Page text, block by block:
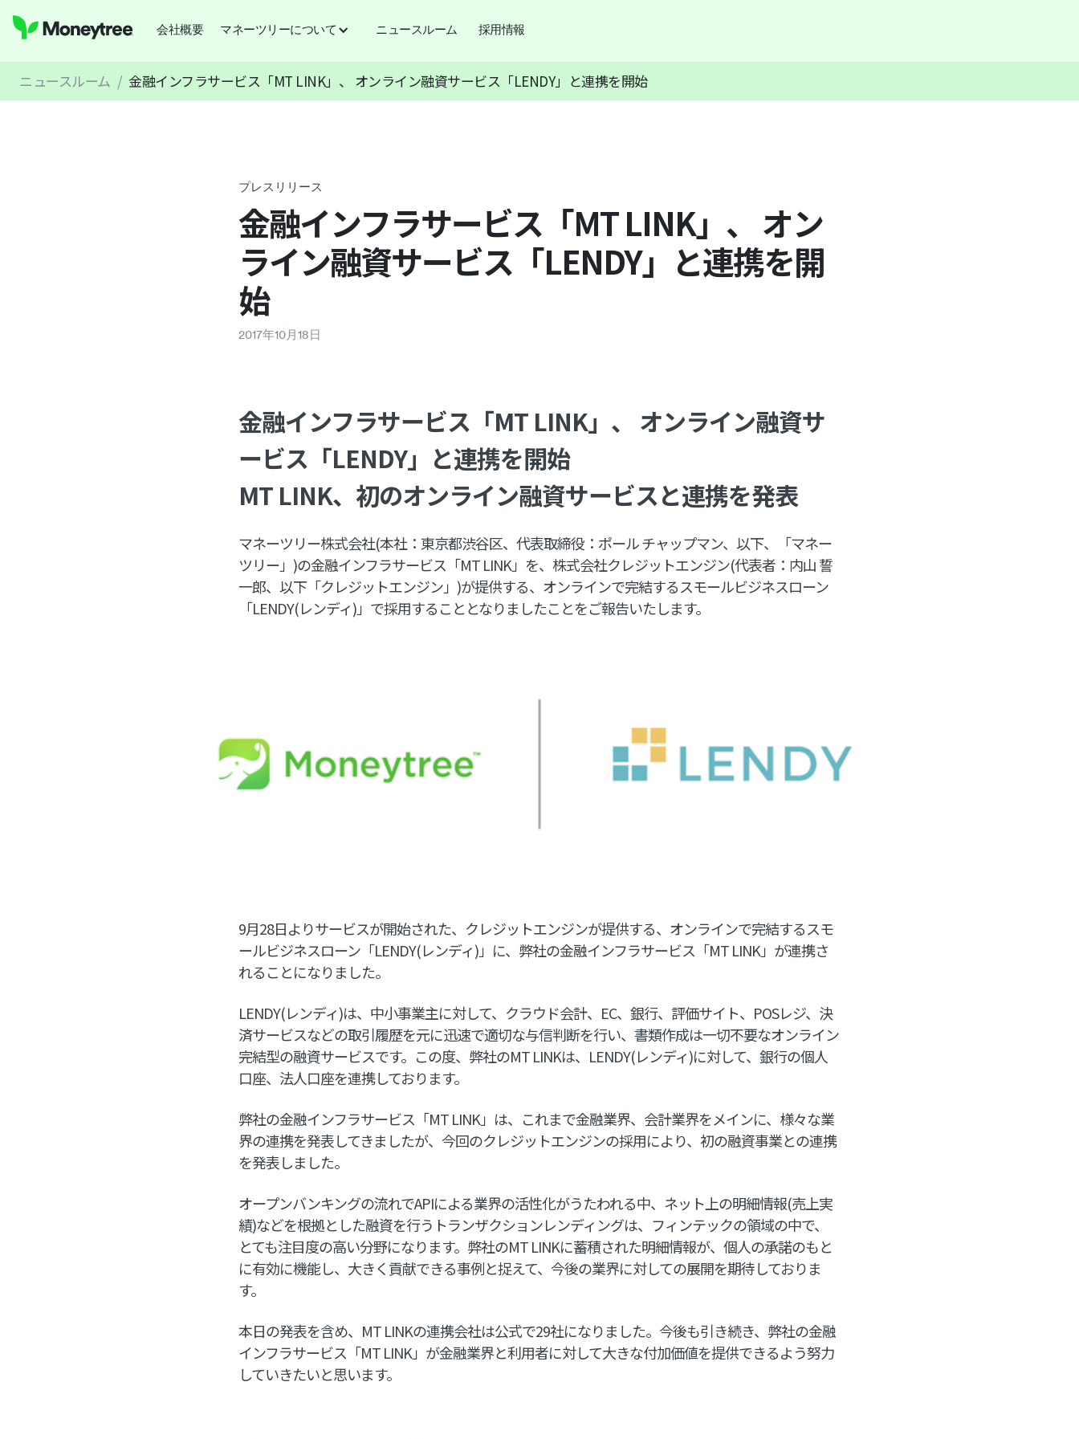
会社概要 マネーツリーについて ニュースルーム 採用情報
ニュースルーム / 金融インフラサービス「MT LINK」、 オンライン融資サービス「LENDY」と連携を開始
プレスリリース
金融インフラサービス「MT LINK」、 オン
ライン融資サービス「LENDY」と連携を開
始
2017年10月18日
金融インフラサービス「MT LINK」、 オンライン融資サ
ービス「LENDY」と連携を開始
MT LINK、初のオンライン融資サービスと連携を発表
マネーツリー株式会社(本社：東京都渋谷区、代表取締役：ポール チャップマン、以下、「マネー
ツリー」)の金融インフラサービス「MT LINK」を、株式会社クレジットエンジン(代表者：内山 誓
一郎、以下「クレジットエンジン」)が提供する、オンラインで完結するスモールビジネスローン
「LENDY(レンディ)」で採用することとなりましたことをご報告いたします。
9月28日よりサービスが開始された、クレジットエンジンが提供する、オンラインで完結するスモ
ールビジネスローン「LENDY(レンディ)」に、弊社の金融インフラサービス「MT LINK」が連携さ
れることになりました。
LENDY(レンディ)は、中小事業主に対して、クラウド会計、EC、銀行、評価サイト、POSレジ、決
済サービスなどの取引履歴を元に迅速で適切な与信判断を行い、書類作成は一切不要なオンライン
完結型の融資サービスです。この度、弊社のMT LINKは、LENDY(レンディ)に対して、銀行の個人
口座、法人口座を連携しております。
弊社の金融インフラサービス「MT LINK」は、これまで金融業界、会計業界をメインに、様々な業
界の連携を発表してきましたが、今回のクレジットエンジンの採用により、初の融資事業との連携
を発表しました。
オープンバンキングの流れでAPIによる業界の活性化がうたわれる中、ネット上の明細情報(売上実
績)などを根拠とした融資を行うトランザクションレンディングは、フィンテックの領域の中で、
とても注目度の高い分野になります。弊社のMT LINKに蓄積された明細情報が、個人の承諾のもと
に有効に機能し、大きく貢献できる事例と捉えて、今後の業界に対しての展開を期待しておりま
す。
本日の発表を含め、MT LINKの連携会社は公式で29社になりました。今後も引き続き、弊社の金融
インフラサービス「MT LINK」が金融業界と利用者に対して大きな付加価値を提供できるよう努力
していきたいと思います。